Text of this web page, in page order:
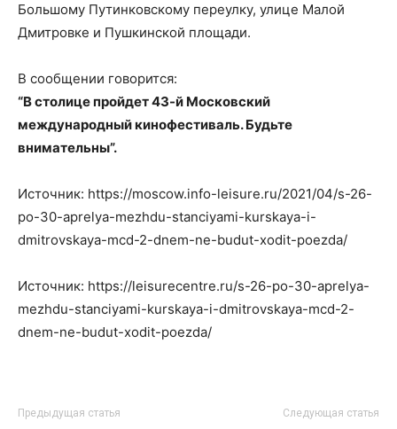
Большому Путинковскому переулку, улице Малой
Дмитровке и Пушкинской площади.
В сообщении говорится:
“В столице пройдет 43-й Московский
международный кинофестиваль. Будьте
внимательны”.
Источник: https://moscow.info-leisure.ru/2021/04/s-26-
po-30-aprelya-mezhdu-stanciyami-kurskaya-i-
dmitrovskaya-mcd-2-dnem-ne-budut-xodit-poezda/
Источник: https://leisurecentre.ru/s-26-po-30-aprelya-
mezhdu-stanciyami-kurskaya-i-dmitrovskaya-mcd-2-
dnem-ne-budut-xodit-poezda/
Предыдущая статья Следующая статья